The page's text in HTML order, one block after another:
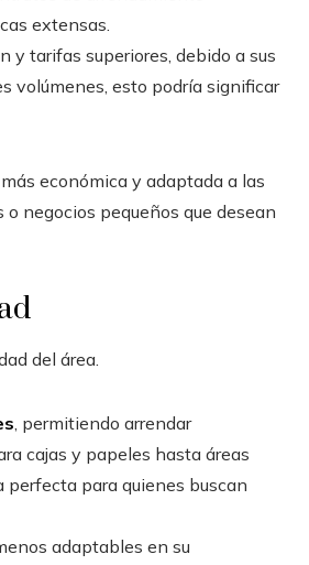
extensas.
y tarifas superiores, debido a sus
volúmenes, esto podría significar
económica y adaptada a las
negocios pequeños que desean
del área.
, permitiendo arrendar
cajas y papeles hasta áreas
para quienes buscan
adaptables en su